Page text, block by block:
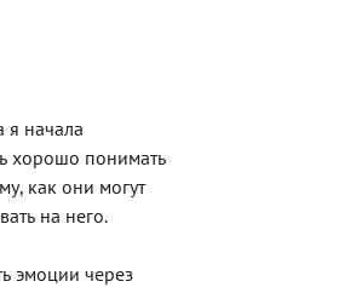
начала
хорошо понимать
как они могут
на него.
эмоции через